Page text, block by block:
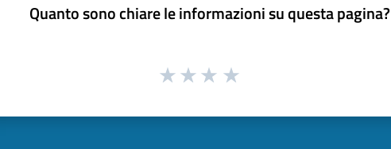
Quanto sono chiare le informazioni su questa pagina?